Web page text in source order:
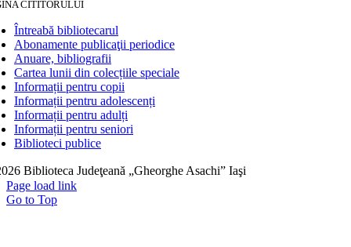
CITITORULUI
Întreabă bibliotecarul
Abonamente publicaţii periodice
Anuare, bibliografii
Cartea lunii din colecțiile speciale
Informații pentru copii
Informații pentru adolescenți
Informații pentru adulți
Informații pentru seniori
Biblioteci publice
Biblioteca Judeţeană „Gheorghe Asachi” Iaşi
Page load link
Go to Top